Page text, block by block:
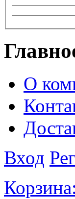
О
Вход
Корзина: